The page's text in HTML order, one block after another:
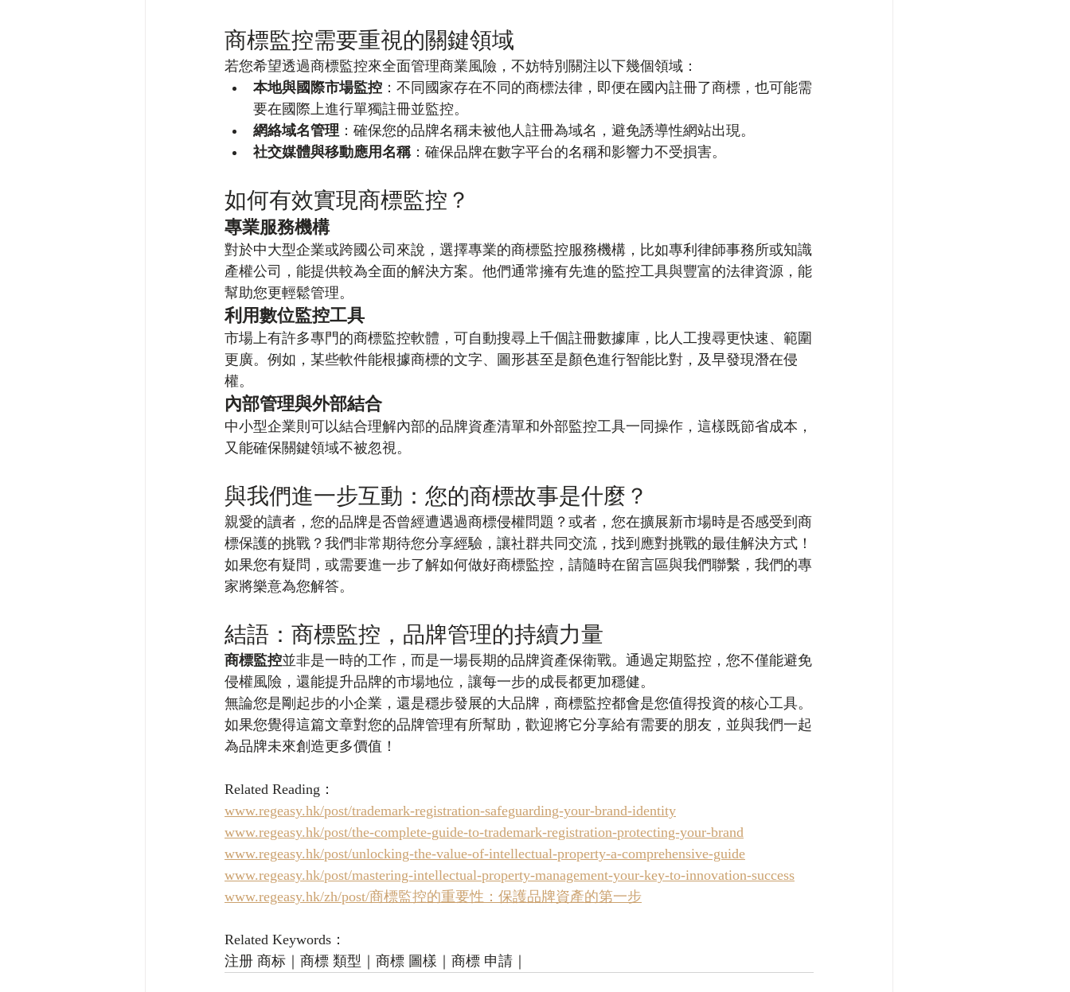
商標監控需要重視的關鍵領域
若您希望透過商標監控來全面管理商業風險，不妨特別關注以下幾個領域：
本地與國際市場監控 ：不同國家存在不同的商標法律，即便在國內註冊了商標，也可能需
要在國際上進行單獨註冊並監控。
網絡域名管理 ：確保您的品牌名稱未被他人註冊為域名，避免誘導性網站出現。
社交媒體與移動應用名稱：確保品牌在數字平台的名稱和影響力不受損害。
如何有效實現商標監控？
專業服務機構
對於中大型企業或跨國公司來說，選擇專業的商標監控服務機構，比如專利律師事務所或知識
產權公司，能提供較為全面的解決方案。他們通常擁有先進的監控工具與豐富的法律資源，能
幫助您更輕鬆管理。
利用數位監控工具
市場上有許多專門的商標監控軟體，可自動搜尋上千個註冊數據庫，比人工搜尋更快速、範圍
更廣。例如，某些軟件能根據商標的文字、圖形甚至是顏色進行智能比對，及早發現潛在侵
權。
內部管理與外部結合
中小型企業則可以結合理解內部的品牌資產清單和外部監控工具一同操作，這樣既節省成本，
又能確保關鍵領域不被忽視。
與我們進一步互動：您的商標故事是什麼？
親愛的讀者，您的品牌是否曾經遭遇過商標侵權問題？或者，您在擴展新市場時是否感受到商
標保護的挑戰？我們非常期待您分享經驗，讓社群共同交流，找到應對挑戰的最佳解決方式！
如果您有疑問，或需要進一步了解如何做好商標監控，請隨時在留言區與我們聯繫，我們的專
家將樂意為您解答。
結語：商標監控，品牌管理的持續力量
商標監控並非是一時的工作，而是一場長期的品牌資產保衛戰。通過定期監控，您不僅能避免
侵權風險，還能提升品牌的市場地位，讓每一步的成長都更加穩健。
無論您是剛起步的小企業，還是穩步發展的大品牌，商標監控都會是您值得投資的核心工具。
如果您覺得這篇文章對您的品牌管理有所幫助，歡迎將它分享給有需要的朋友，並與我們一起
為品牌未來創造更多價值！
Related Reading：
www.regeasy.hk/post/trademark-registration-safeguarding-your-brand-identity
www.regeasy.hk/post/the-complete-guide-to-trademark-registration-protecting-your-brand
www.regeasy.hk/post/unlocking-the-value-of-intellectual-property-a-comprehensive-guide
www.regeasy.hk/post/mastering-intellectual-property-management-your-key-to-innovation-success
www.regeasy.hk/zh/post/商標監控的重要性：保護品牌資產的第一步
Related Keywords：
注册 商标｜商標 類型｜商標 圖樣｜商標 申請｜